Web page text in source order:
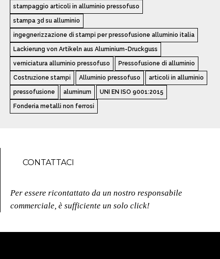
stampaggio articoli in alluminio pressofuso
stampa 3d su alluminio
ingegnerizzazione di stampi per pressofusione alluminio italia
Lackierung von Artikeln aus Aluminium-Druckguss
verniciatura alluminio pressofuso Pressofusione di alluminio
Costruzione stampi Alluminio pressofuso articoli in alluminio
pressofusione aluminum UNI EN ISO 9001:2015
Fonderia metalli non ferrosi
CONTATTACI
Per essere ricontattato da un nostro responsabile
commerciale, è sufficiente un solo click!